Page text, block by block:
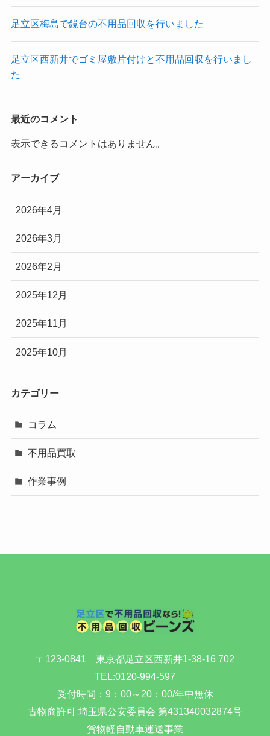
足立区梅島で鏡台の不用品回収を行いました
足立区西新井でゴミ屋敷片付けと不用品回収を行いまし
た
最近のコメント
表示できるコメントはありません。
アーカイブ
2026年4月
2026年3月
2026年2月
2025年12月
2025年11月
2025年10月
カテゴリー
コラム
不用品買取
作業事例
〒123-0841 東京都足立区西新井1-38-16 702
TEL:0120-994-597
受付時間：9：00～20：00/年中無休
古物商許可 埼玉県公安委員会 第431340032874号
貨物軽自動車運送事業